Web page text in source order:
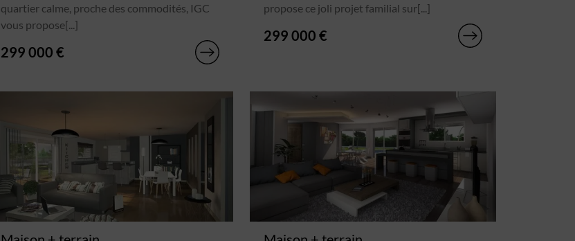
quartier calme, proche des commodités, IGC
vous propose[...]
299 000 €
propose ce joli projet familial sur[...]
299 000 €